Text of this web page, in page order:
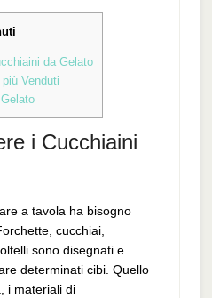
da Gelato
Venduti
i Cucchiaini
a tavola ha bisogno
cucchiai,
sono disegnati e
determinati cibi. Quello
i materiali di